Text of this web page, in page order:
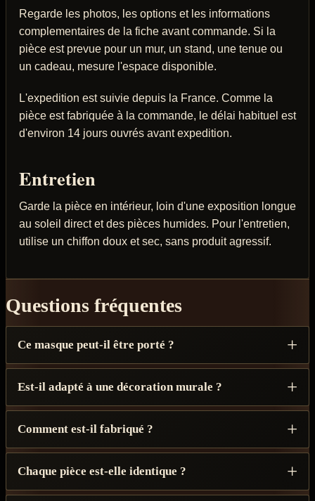
Regarde les photos, les options et les informations
complementaires de la fiche avant commande. Si la
pièce est prevue pour un mur, un stand, une tenue ou
un cadeau, mesure l'espace disponible.
L'expedition est suivie depuis la France. Comme la
pièce est fabriquée à la commande, le délai habituel est
d'environ 14 jours ouvrés avant expedition.
Entretien
Garde la pièce en intérieur, loin d'une exposition longue
au soleil direct et des pièces humides. Pour l'entretien,
utilise un chiffon doux et sec, sans produit agressif.
Questions fréquentes
Ce masque peut-il être porté ?
Est-il adapté à une décoration murale ?
Comment est-il fabriqué ?
Chaque pièce est-elle identique ?